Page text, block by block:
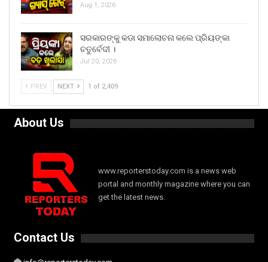
Aug 1, 2026
ସରକାରଙ୍କୁ କଡା ସମାଲୋଚନା କଲେ ପ୍ରିୟଙ୍କା
ଚତୁର୍ବେଦୀ ।
Jul 20, 2026
PREV NEXT 1 of 2,409
About Us
www.reporterstoday.com is a news web
portal and monthly magazine where you can
get the latest news.
Contact Us